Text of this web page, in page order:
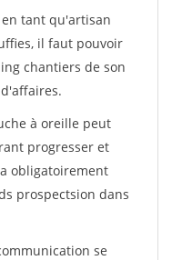
tant qu'artisan
il faut pouvoir
chantiers de son
à oreille peut
progresser et
obligatoirement
prospectsion dans
se